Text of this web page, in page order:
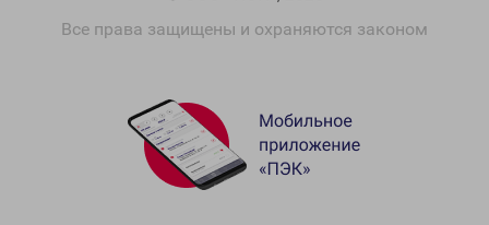
Все права защищены и охраняются законом